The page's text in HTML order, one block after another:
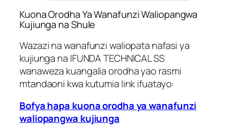
Kuona Orodha Ya Wanafunzi Waliopangwa
Kujiunga na Shule
Wazazi na wanafunzi waliopata nafasi ya
kujiunga na IFUNDA TECHNICAL SS
wanaweza kuangalia orodha yao rasmi
mtandaoni kwa kutumia link ifuatayo:
Bofya hapa kuona orodha ya wanafunzi
waliopangwa kujiunga